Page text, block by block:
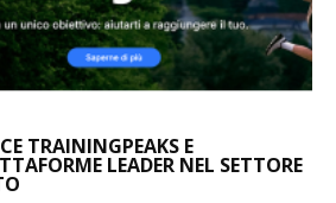
TRAININGPEAKS E
LEADER NEL SETTORE